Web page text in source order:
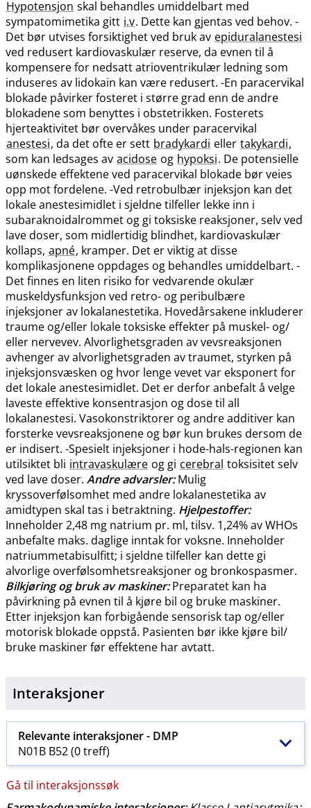
Hypotensjon skal behandles umiddelbart med
sympatomimetika gitt i.v. Dette kan gjentas ved behov. -
Det bør utvises forsiktighet ved bruk av epiduralanestesi
ved redusert kardiovaskulær reserve, da evnen til å
kompensere for nedsatt atrioventrikulær ledning som
induseres av lidokain kan være redusert. -En paracervikal
blokade påvirker fosteret i større grad enn de andre
blokadene som benyttes i obstetrikken. Fosterets
hjerteaktivitet bør overvåkes under paracervikal
anestesi, da det ofte er sett bradykardi eller takykardi,
som kan ledsages av acidose og hypoksi. De potensielle
uønskede effektene ved paracervikal blokade bør veies
opp mot fordelene. -Ved retrobulbær injeksjon kan det
lokale anestesimidlet i sjeldne tilfeller lekke inn i
subaraknoidalrommet og gi toksiske reaksjoner, selv ved
lave doser, som midlertidig blindhet, kardiovaskulær
kollaps, apné, kramper. Det er viktig at disse
komplikasjonene oppdages og behandles umiddelbart. -
Det finnes en liten risiko for vedvarende okulær
muskeldysfunksjon ved retro- og peribulbære
injeksjoner av lokalanestetika. Hovedårsakene inkluderer
traume og​/​eller lokale toksiske effekter på muskel- og​/​
eller nervevev. Alvorlighetsgraden av vevsreaksjonen
avhenger av alvorlighetsgraden av traumet, styrken på
injeksjonsvæsken og hvor lenge vevet var eksponert for
det lokale anestesimidlet. Det er derfor anbefalt å velge
laveste effektive konsentrasjon og dose til all
lokalanestesi. Vasokonstriktorer og andre additiver kan
forsterke vevsreaksjonene og bør kun brukes dersom de
er indisert. -Spesielt injeksjoner i hode-hals-regionen kan
utilsiktet bli intravaskulære og gi cerebral toksisitet selv
ved lave doser. Andre advarsler:Mulig
kryssoverfølsomhet med andre lokalanestetika av
amidtypen skal tas i betraktning. Hjelpestoffer:
Inneholder 2,48 mg natrium pr. ml, tilsv. 1,24% av WHOs
anbefalte maks. daglige inntak for voksne. Inneholder
natriummetabisulfitt; i sjeldne tilfeller kan dette gi
alvorlige overfølsomhetsreaksjoner og bronkospasmer.
Bilkjøring og bruk av maskiner:Preparatet kan ha
påvirkning på evnen til å kjøre bil og bruke maskiner.
Etter injeksjon kan forbigående sensorisk tap og​/​eller
motorisk blokade oppstå. Pasienten bør ikke kjøre bil​/​
bruke maskiner før effektene har avtatt.
Interaksjoner
Relevante interaksjoner - DMP
N01B B52 (0 treff)
Gå til interaksjonssøk